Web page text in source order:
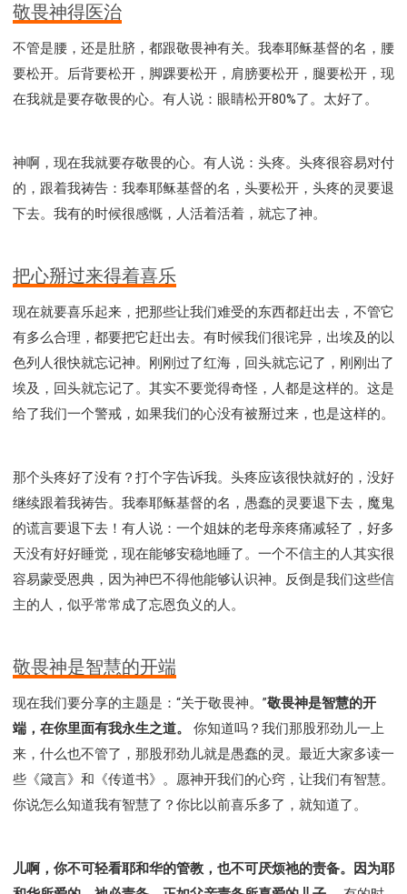
敬畏神得医治
不管是腰，还是肚脐，都跟敬畏神有关。我奉耶稣基督的名，腰
要松开。后背要松开，脚踝要松开，肩膀要松开，腿要松开，现
在我就是要存敬畏的心。有人说：眼睛松开80%了。太好了。
神啊，现在我就要存敬畏的心。有人说：头疼。头疼很容易对付
的，跟着我祷告：我奉耶稣基督的名，头要松开，头疼的灵要退
下去。我有的时候很感慨，人活着活着，就忘了神。
把心掰过来得着喜乐
现在就要喜乐起来，把那些让我们难受的东西都赶出去，不管它
有多么合理，都要把它赶出去。有时候我们很诧异，出埃及的以
色列人很快就忘记神。刚刚过了红海，回头就忘记了，刚刚出了
埃及，回头就忘记了。其实不要觉得奇怪，人都是这样的。这是
给了我们一个警戒，如果我们的心没有被掰过来，也是这样的。
那个头疼好了没有？打个字告诉我。头疼应该很快就好的，没好
继续跟着我祷告。我奉耶稣基督的名，愚蠢的灵要退下去，魔鬼
的谎言要退下去！有人说：一个姐妹的老母亲疼痛减轻了，好多
天没有好好睡觉，现在能够安稳地睡了。一个不信主的人其实很
容易蒙受恩典，因为神巴不得他能够认识神。反倒是我们这些信
主的人，似乎常常成了忘恩负义的人。
敬畏神是智慧的开端
现在我们要分享的主题是：“关于敬畏神。”敬畏神是智慧的开
端，在你里面有我永生之道。
你知道吗？我们那股邪劲儿一上
来，什么也不管了，那股邪劲儿就是愚蠢的灵。最近大家多读一
些《箴言》和《传道书》。愿神开我们的心窍，让我们有智慧。
你说怎么知道我有智慧了？你比以前喜乐多了，就知道了。
儿啊，你不可轻看耶和华的管教，也不可厌烦祂的责备。因为耶